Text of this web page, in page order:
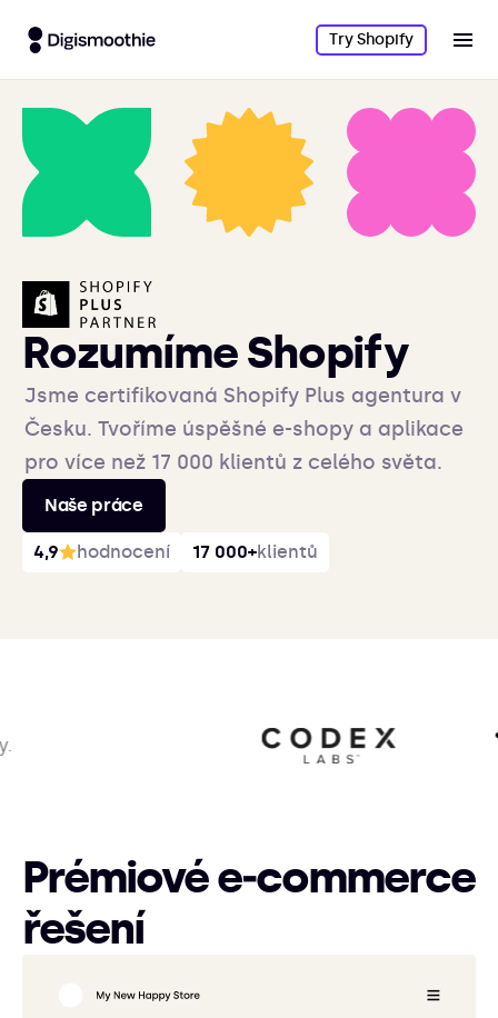
Try Shopify
Rozumíme Shopify
Jsme certifikovaná Shopify Plus agentura v
Česku. Tvoříme úspěšné e-shopy a aplikace
pro více než 17 000 klientů z celého světa.
Naše práce
4,9 hodnocení 17 000+klientů
Prémiové e‑commerce
řešení